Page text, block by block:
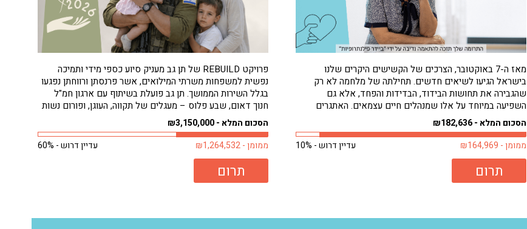
מאז ה-7 באוקטובר, הצרכים של הקשישים היקרים שלנו
בישראל הגיעו לשיאים חדשים. תחילתה של מלחמה לא רק
שהגבירה את תחושות הבידוד, הבדידות והפחד, אלא גם
השפיעה במיוחד על אלו שמנהלים חיים עצמאים. האתגרים
להסתדר לבד גדולים עכשיו מאי פעם. וכאילו לא די בכך, חורף
קר באופן בלתי צפוי רק החמיר...
הסכום המלא - ₪182,636
עדיין דרוש - 10%
ממומן - ₪164,969
תרום
פרויקט REBUILD של תן גב מעניק סיוע כספי מידי ותמיכה
נפשית למשפחות משרתי המילואים, אשר פרנסתן ורווחתן נפגעו
בגלל השירות הממושך. תן גב פועלת בשיתוף עם ארגון חמ"ל
חנוך דאום, שבע פלוס – מעגלים של תקווה, העוגן, ופורום נשות
המילואימניקים, כדי להבטיח סיוע מהיר ונגיש למשפחות
הזקוקות לו ביותר, ללא...
הסכום המלא - ₪3,150,000
עדיין דרוש - 60%
ממומן - ₪1,264,532
תרום